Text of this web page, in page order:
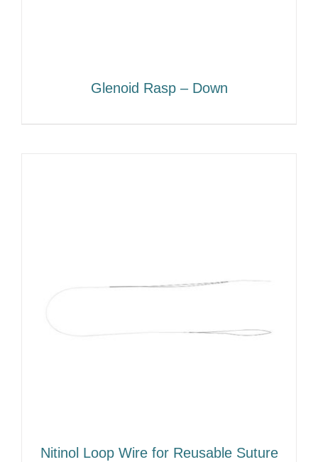
Glenoid Rasp – Down
Nitinol Loop Wire for Reusable Suture